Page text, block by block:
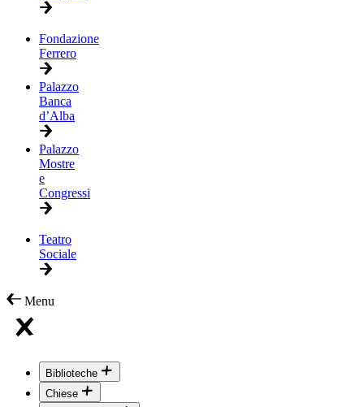
Fondazione
Ferrero
Palazzo
Banca
d’Alba
Palazzo
Mostre
e
Congressi
Teatro
Sociale
Menu
Biblioteche
Chiese